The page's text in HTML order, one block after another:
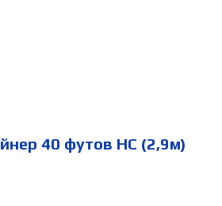
40 футов HC (2,9м)